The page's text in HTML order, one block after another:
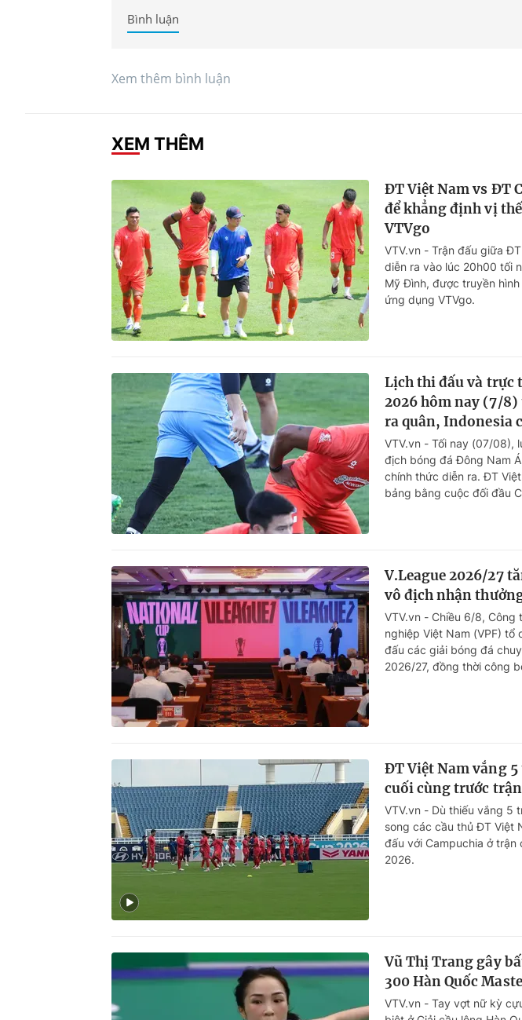
Bình luận
Xem thêm bình luận
XEM THÊM
ĐT Việt Nam vs ĐT
để khẳng định vị
VTVgo
VTV.vn - Trận đấu giữa
diễn ra vào lúc 20h00 tối
Mỹ Đình, được truyền
ứng dụng VTVgo.
Lịch thi đấu và trực
2026 hôm nay (7/
ra quân, Indonesia
VTV.vn - Tối nay (07/08),
địch bóng đá Đông Nam
chính thức diễn ra. ĐT
bảng bằng cuộc đối đầu
V.League 2026/27
vô địch nhận
VTV.vn - Chiều 6/8, Công
nghiệp Việt Nam (VPF)
đấu các giải bóng đá
2026/27, đồng thời công
ĐT Việt Nam vắng
cuối cùng trước
VTV.vn - Dù thiếu vắng 5
song các cầu thủ ĐT Việt
đấu với Campuchia ở trận
2026.
Vũ Thị Trang gây
300 Hàn Quốc
VTV.vn - Tay vợt nữ kỳ